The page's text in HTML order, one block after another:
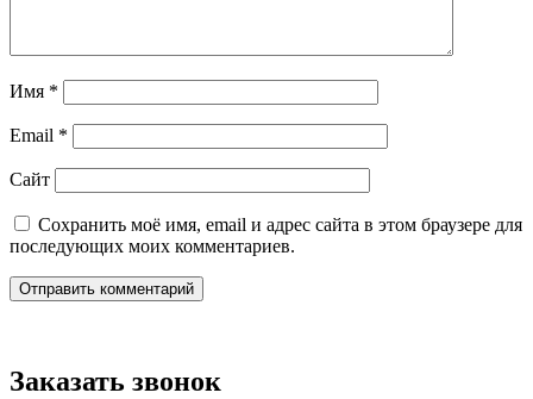
Имя *
Email *
Сайт
Сохранить моё имя, email и адрес сайта в этом браузере для
последующих моих комментариев.
Заказать звонок